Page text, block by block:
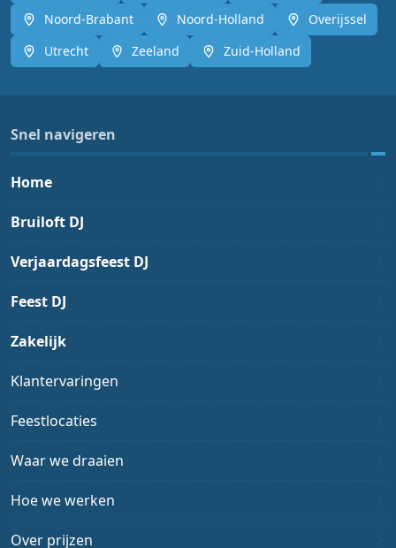
Noord-Brabant
Noord-Holland
Overijssel
Utrecht
Zeeland Zuid-Holland
Snel navigeren
Home
Bruiloft DJ
Verjaardagsfeest DJ
Feest DJ
Zakelijk
Klantervaringen
Feestlocaties
Waar we draaien
Hoe we werken
Over prijzen